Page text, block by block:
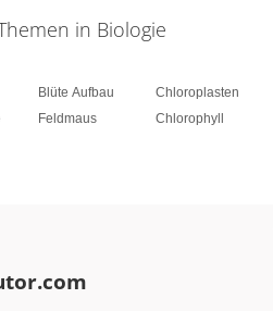
in Biologie
Blüte Aufbau
Feldmaus
Chloroplasten
Chlorophyll